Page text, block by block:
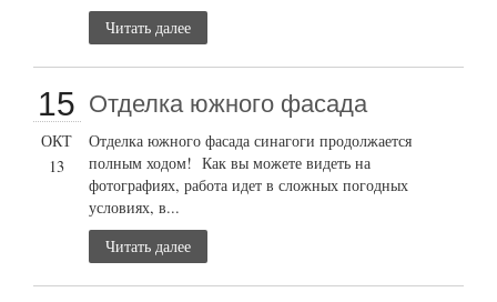
Читать далее
15
ОКТ
13
Отделка южного фасада
Отделка южного фасада синагоги продолжается
полным ходом! Как вы можете видеть на
фотографиях, работа идет в сложных погодных
условиях, в...
Читать далее